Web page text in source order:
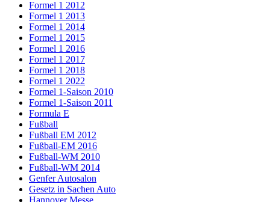
Formel 1 2012
Formel 1 2013
Formel 1 2014
Formel 1 2015
Formel 1 2016
Formel 1 2017
Formel 1 2018
Formel 1 2022
Formel 1-Saison 2010
Formel 1-Saison 2011
Formula E
Fußball
Fußball EM 2012
Fußball-EM 2016
Fußball-WM 2010
Fußball-WM 2014
Genfer Autosalon
Gesetz in Sachen Auto